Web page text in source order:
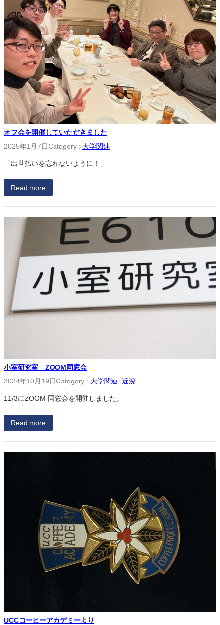
オフ会を開催していただきました
2025年1月7日Category : 大学関連
「出世払いを忘れないように！」
Read more
小室研究室 ZOOM同窓会
2024年10月19日Category : 大学関連, 近況
11/3にZOOM 同窓会を開催しました。
Read more
UCCコーヒーアカデミーより